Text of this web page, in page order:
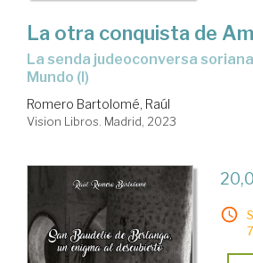
La otra conquista de
la senda judeoconversa soriana en el Nuevo
Mundo (I)
Romero Bartolomé, Raúl
Vision Libros. Madrid, 2023